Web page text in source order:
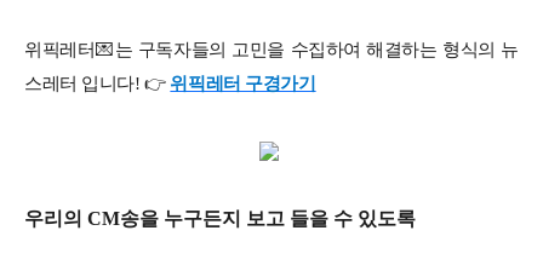
위픽레터💌는 구독자들의 고민을 수집하여 해결하는 형식의 뉴
스레터 입니다! 👉 위픽레터 구경가기
우리의 CM송을 누구든지 보고 들을 수 있도록